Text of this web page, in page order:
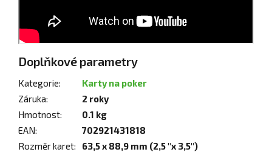
Doplňkové parametry
Kategorie:
Karty na poker
Záruka:
2 roky
Hmotnost:
0.1 kg
EAN:
702921431818
Rozměr karet:
63,5 x 88,9 mm (2,5 "x 3,5")